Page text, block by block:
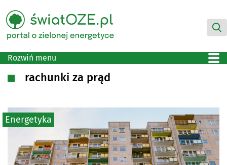
Rozwiń menu
rachunki za prąd
Energetyka